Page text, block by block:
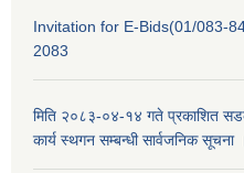
Invitation for E-Bids(01/083-
2083
मिति २०८३-०४-१४ गते प्रकाशित
कार्य स्थगन सम्बन्धी सार्वजनिक सूचना